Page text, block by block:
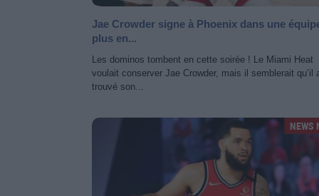
Jae Crowder signe à Phoenix dans une
plus en...
Les dominos tombent en cette soirée ! Le Miami Heat
voulait conserver Jae Crowder, mais il semblerait qu’il
trouvé son...
NEWS